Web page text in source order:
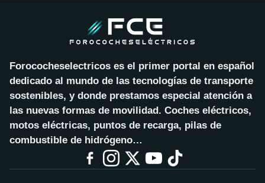
Forococheselectricos es el primer portal en español
dedicado al mundo de las tecnologías de transporte
sostenibles, y donde prestamos especial atención a
las nuevas formas de movilidad. Coches eléctricos,
motos eléctricas, puntos de recarga, pilas de
combustible de hidrógeno…